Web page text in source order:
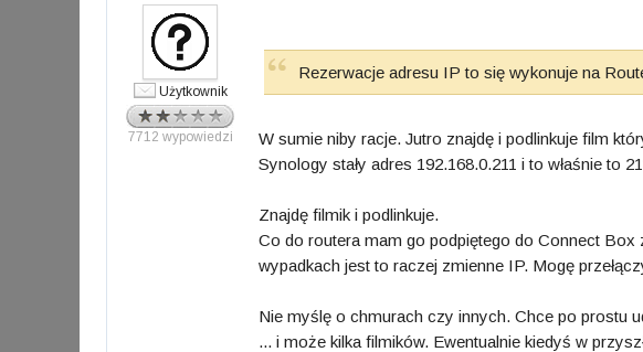
Użytkownik
7712 wypowiedzi
Rezerwacje adresu IP to się wykonuje na
W sumie niby racje. Jutro znajdę i podlinkuje film
Synology stały adres 192.168.0.211 i to właśnie to
Znajdę filmik i podlinkuje.
Co do routera mam go podpiętego do Connect Box
wypadkach jest to raczej zmienne IP. Mogę
Nie myślę o chmurach czy innych. Chce po prostu
... i może kilka filmików. Ewentualnie kiedyś w